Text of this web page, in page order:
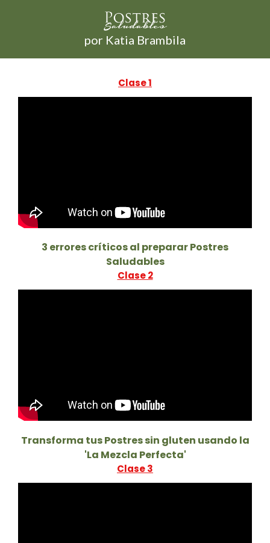
por Katia Brambila
Clase 1
3 errores críticos al preparar Postres
Saludables
Clase 2
Transforma tus Postres sin gluten usando la
'La Mezcla Perfecta'
Clase 3